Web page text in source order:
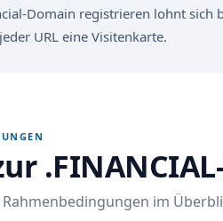
Domain registrieren lohnt sich
URL eine Visitenkarte.
im